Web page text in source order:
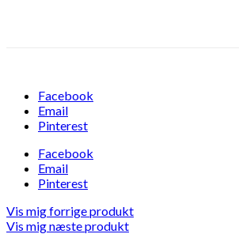
Facebook
Email
Pinterest
Facebook
Email
Pinterest
Vis mig forrige produkt
Vis mig næste produkt